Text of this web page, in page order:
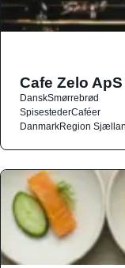
Cafe Zelo ApS
DanskSmørrebrød
SpisestederCaféer
DanmarkRegion